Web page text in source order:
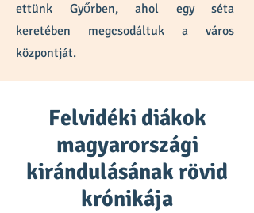
ettünk Győrben, ahol egy séta
keretében megcsodáltuk a város
központját.
Felvidéki diákok
magyarországi
kirándulásának rövid
krónikája